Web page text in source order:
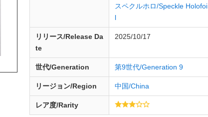
スペクルホロ/Speckle Holofoi
l
リリース/ReleaseDa
te
2025/10/17
世代/Generation 第9世代/Generation 9
リージョン/Region 中国/China
レア度/Rarity